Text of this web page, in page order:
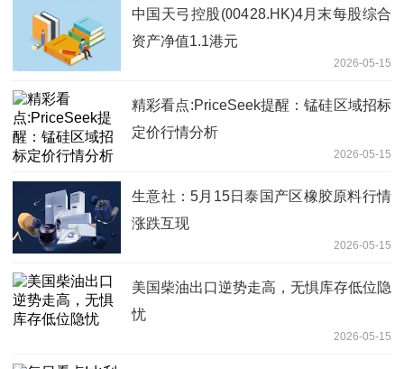
中国天弓控股(00428.HK)4月末每股综合
资产净值1.1港元
2026-05-15
精彩看点:PriceSeek提醒：锰硅区域招标
定价行情分析
2026-05-15
生意社：5月15日泰国产区橡胶原料行情
涨跌互现
2026-05-15
美国柴油出口逆势走高，无惧库存低位隐
忧
2026-05-15